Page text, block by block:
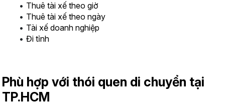
Thuê tài xế theo giờ
Thuê tài xế theo ngày
Tài xế doanh nghiệp
Đi tỉnh
Phù hợp với thói quen di chuyển tại
TP.HCM